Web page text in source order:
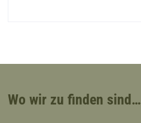
Wo wir zu finden sind…